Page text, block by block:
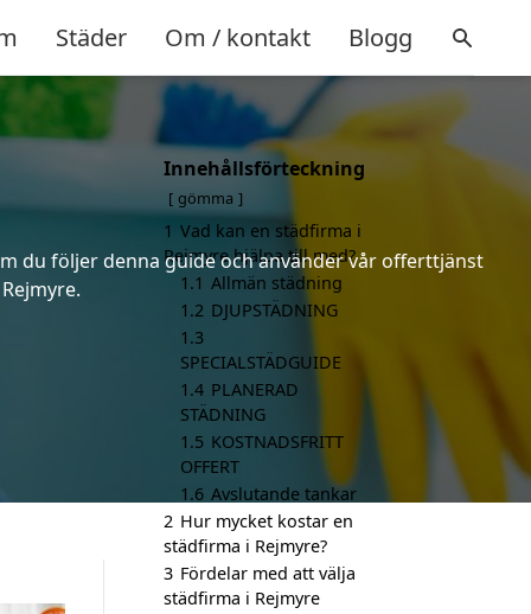
Städer Om / kontakt Blogg
du följer denna guide och använder vår offerttjänst
Innehållsförteckning
gömma
1 Vad kan en städfirma i
Rejmyre hjälpa till med?
1.1 Allmän städning
1.2 DJUPSTÄDNING
1.3
SPECIALSTÄDGUIDE
1.4 PLANERAD
STÄDNING
1.5 KOSTNADSFRITT
OFFERT
1.6 Avslutande tankar
2 Hur mycket kostar en
städfirma i Rejmyre?
3 Fördelar med att välja
städfirma i Rejmyre